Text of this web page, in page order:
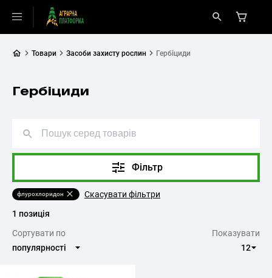
Товари Засоби захисту рослин Гербіциди
Гербіциди
флурохлоридон Скасувати фільтри
Фільтр
1 позиція
Cортувати по
Показувати